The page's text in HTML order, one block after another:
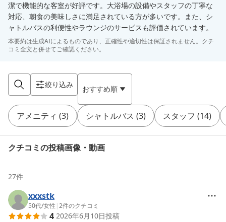
潔で機能的な客室が好評です。大浴場の設備やスタッフの丁寧な
対応、朝食の美味しさに満足されている方が多いです。また、シ
ャトルバスの利便性やラウンジのサービスも評価されています。
本要約は生成AIによるものであり、正確性や適切性は保証されません。クチ
コミ全文と併せてご確認ください。
絞り込み おすすめ順
アメニティ (3) シャトルバス (3) スタッフ (14)
クチコミの投稿画像・動画
27件
xxxstk
50代/女性 |2件のクチコミ
4 2026年6月10日投稿